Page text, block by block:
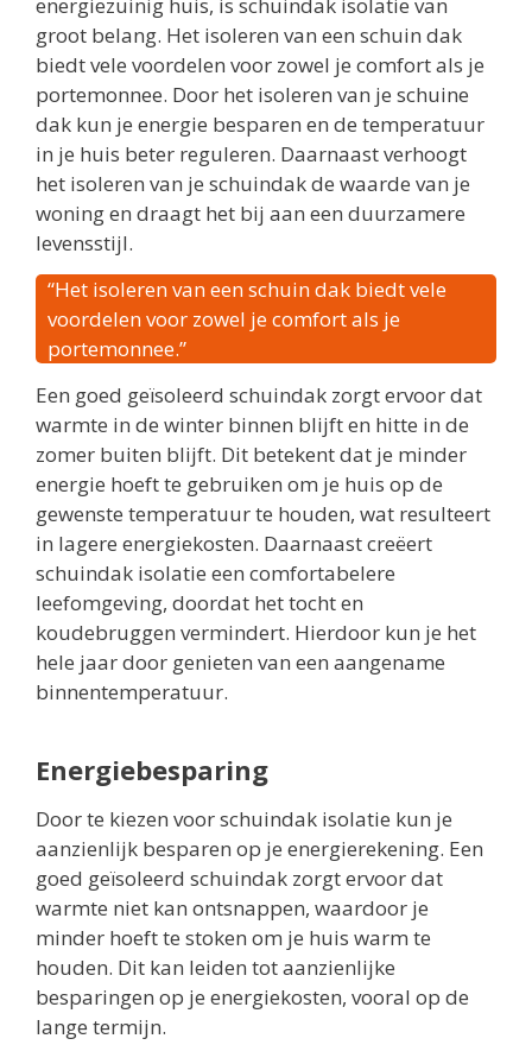
groot belang. Het isoleren van een schuin dak
biedt vele voordelen voor zowel je comfort als je
portemonnee. Door het isoleren van je schuine
dak kun je energie besparen en de temperatuur
in je huis beter reguleren. Daarnaast verhoogt
het isoleren van je schuindak de waarde van je
woning en draagt het bij aan een duurzamere
levensstijl.
“Het isoleren van een schuin dak biedt vele
voordelen voor zowel je comfort als je
portemonnee.”
Een goed geïsoleerd schuindak zorgt ervoor dat
warmte in de winter binnen blijft en hitte in de
zomer buiten blijft. Dit betekent dat je minder
energie hoeft te gebruiken om je huis op de
gewenste temperatuur te houden, wat resulteert
in lagere energiekosten. Daarnaast creëert
schuindak isolatie een comfortabelere
leefomgeving, doordat het tocht en
koudebruggen vermindert. Hierdoor kun je het
hele jaar door genieten van een aangename
binnentemperatuur.
Energiebesparing
Door te kiezen voor schuindak isolatie kun je
aanzienlijk besparen op je energierekening. Een
goed geïsoleerd schuindak zorgt ervoor dat
warmte niet kan ontsnappen, waardoor je
minder hoeft te stoken om je huis warm te
houden. Dit kan leiden tot aanzienlijke
besparingen op je energiekosten, vooral op de
lange termijn.